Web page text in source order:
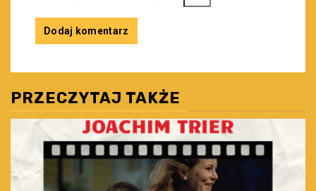
PRZECZYTAJ TAKŻE